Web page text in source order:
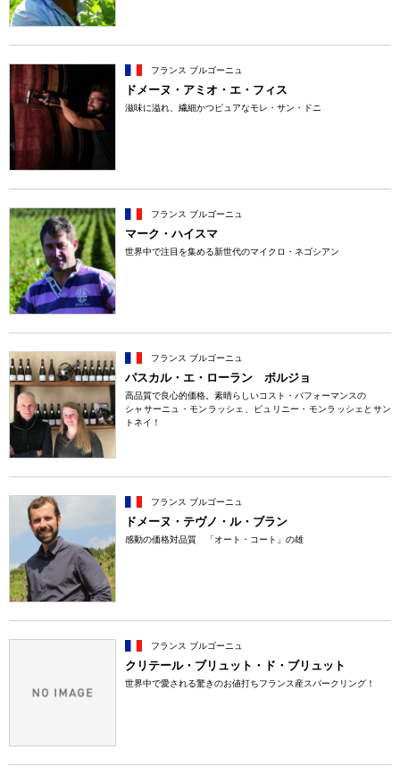
フランス ブルゴーニュ
ドメーヌ・アミオ・エ・フィス
滋味に溢れ、繊細かつピュアなモレ・サン・ドニ
フランス ブルゴーニュ
マーク・ハイスマ
世界中で注目を集める新世代のマイクロ・ネゴシアン
フランス ブルゴーニュ
パスカル・エ・ローラン ボルジョ
高品質で良心的価格。素晴らしいコスト・パフォーマンスの
シャサーニュ・モンラッシェ、ピュリニー・モンラッシェとサン
トネイ！
フランス ブルゴーニュ
ドメーヌ・テヴノ・ル・ブラン
感動の価格対品質 「オート・コート」の雄
フランス ブルゴーニュ
クリテール・ブリュット・ド・ブリュット
世界中で愛される驚きのお値打ちフランス産スパークリング！